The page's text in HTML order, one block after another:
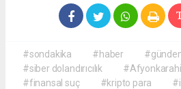
#sondakika #haber
#siber dolandırıcılık
#finansal suç
#kripto para